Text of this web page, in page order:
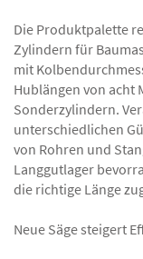
Die Produktpalette
Zylindern für
mit
Hublängen von acht
Sonderzylindern.
unterschiedlichen
von Rohren und
Langgutlager
die richtige Länge
Neue Säge steigert